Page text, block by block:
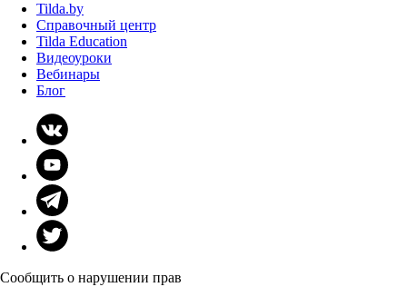
Tilda.by
Справочный центр
Tilda Education
Видеоуроки
Вебинары
Блог
Сообщить о нарушении прав